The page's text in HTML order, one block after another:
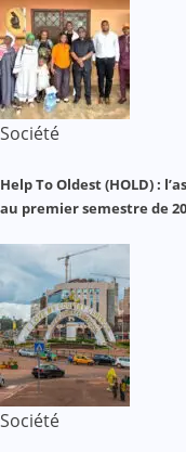
Société
Help To Oldest (HOLD) :
au premier semestre de
Société